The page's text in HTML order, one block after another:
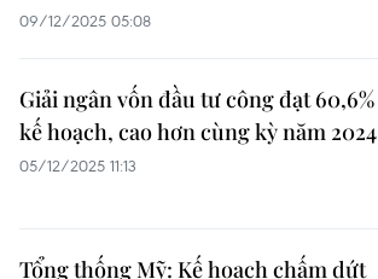
09/12/2025 05:08
Giải ngân vốn đầu tư công đạt 60,6%
kế hoạch, cao hơn cùng kỳ năm 2024
05/12/2025 11:13
Tổng thống Mỹ: Kế hoạch chấm dứt